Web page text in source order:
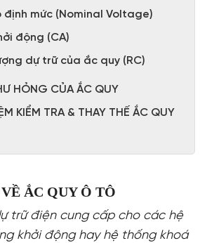
định mức (Nominal Voltage)
động (CA)
dự trữ của ắc quy (RC)
HỎNG CỦA ẮC QUY
KIỂM TRA & THAY THẾ ẮC QUY
ẮC QUY Ô TÔ
trữ điện cung cấp cho các hệ
khởi động hay hệ thống khoá